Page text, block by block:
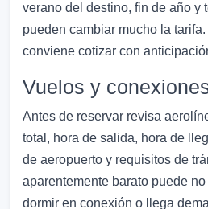
verano del destino, fin de año y
pueden cambiar mucho la
conviene cotizar con
Vuelos y
Antes de reservar revisa
total, hora de salida, hora de
de aeropuerto y requisitos de
aparentemente barato puede
dormir en conexión o llega